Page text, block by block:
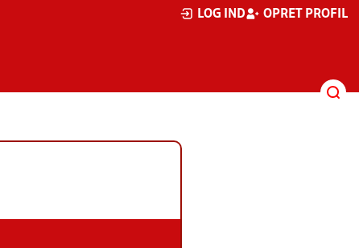
LOG IND OPRET PROFIL